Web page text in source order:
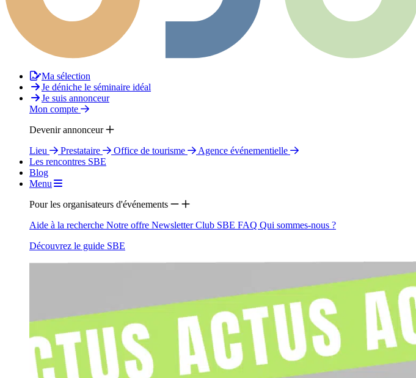
Ma sélection
Je déniche le séminaire idéal
Je suis annonceur
Mon compte
Devenir annonceur
Lieu
Prestataire Office de tourisme
Agence événementielle
Les rencontres SBE
Blog
Menu
Pour les organisateurs d'événements
Aide à la recherche Notre offre NewsletterClub SBE FAQ Qui sommes-nous ?
Découvrez le guide SBE